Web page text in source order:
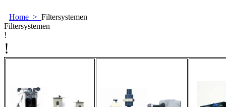
Home > Filtersystemen
Filtersystemen
!
!